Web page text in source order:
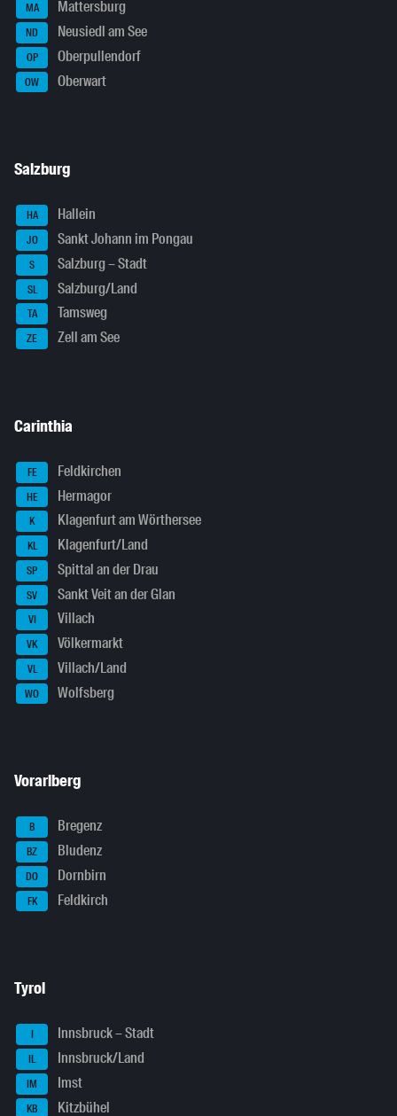
MA Mattersburg
ND Neusiedl am See
OP Oberpullendorf
OW Oberwart
Salzburg
HA Hallein
JO Sankt Johann im Pongau
S Salzburg – Stadt
SL Salzburg/Land
TA Tamsweg
ZE Zell am See
Carinthia
FE Feldkirchen
HE Hermagor
K Klagenfurt am Wörthersee
KL Klagenfurt/Land
SP Spittal an der Drau
SV Sankt Veit an der Glan
VI Villach
VK Völkermarkt
VL Villach/Land
WO Wolfsberg
Vorarlberg
B Bregenz
BZ Bludenz
DO Dornbirn
FK Feldkirch
Tyrol
I Innsbruck – Stadt
IL Innsbruck/Land
IM Imst
KB Kitzbühel